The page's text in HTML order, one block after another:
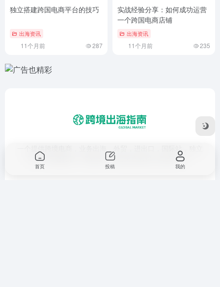
独立搭建跨国电商平台的技巧
出海资讯
11个月前 287
实战经验分享：如何成功运营
一个跨国电商店铺
出海资讯
11个月前 235
站，亚马逊托管，海外推广等相关资讯和工具的平台。
首页 投稿 我的